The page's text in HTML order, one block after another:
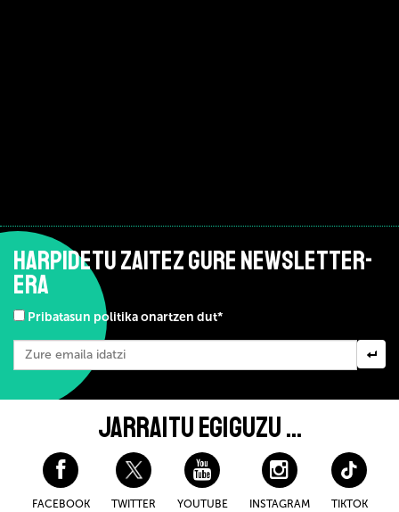
HARPIDETU ZAITEZ GURE NEWSLETTER-
ERA
Pribatasun politika onartzen dut*
JARRAITU EGIGUZU ...
FACEBOOK TWITTER YOUTUBE INSTAGRAM TIKTOK